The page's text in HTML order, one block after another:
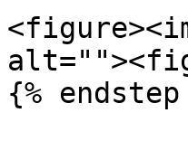
{% endstep